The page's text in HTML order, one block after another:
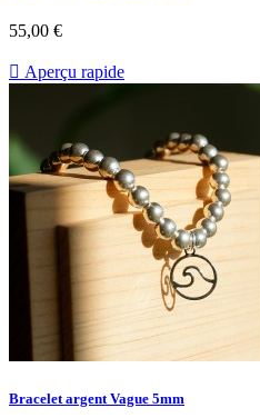
55,00 €
 Aperçu rapide
Bracelet argent Vague 5mm